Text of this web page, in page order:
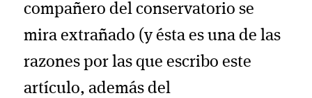
compañero del conservatorio se
mira extrañado (y ésta es una de las
razones por las que escribo este
artículo, además del